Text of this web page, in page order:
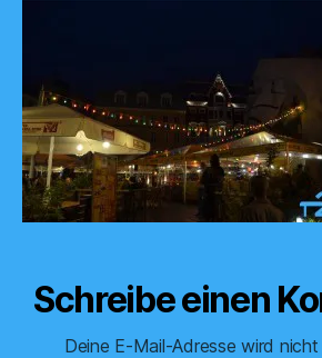
Schreibe einen
Deine E-Mail-Adresse wird